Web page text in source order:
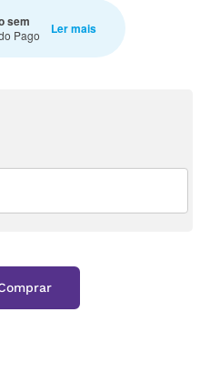
sem
Pago Ler mais